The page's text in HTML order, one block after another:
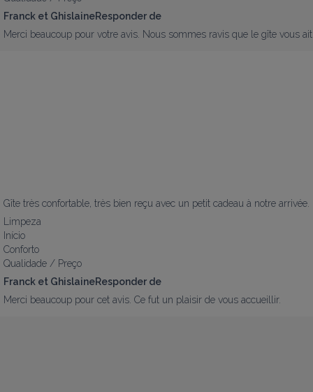
Franck et GhislaineResponder de
Merci beaucoup pour votre avis. Nous sommes ravis que le gîte vous
Gîte très confortable, très bien reçu avec un petit cadeau à notre arrivée.
Limpeza
Início
Conforto
Qualidade / Preço
Franck et GhislaineResponder de
Merci beaucoup pour cet avis. Ce fut un plaisir de vous accueillir.